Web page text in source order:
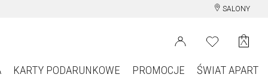
SALONY
KARTY PODARUNKOWE PROMOCJE ŚWIAT APART